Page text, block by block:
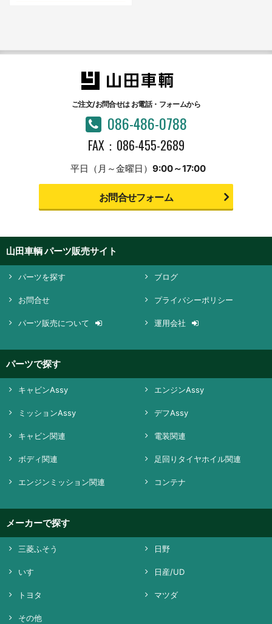
ご注文/お問合せはお電話・フォームから
086-486-0788
FAX：086-455-2689
平日（月～金曜日） 9:00～17:00
お問合せフォーム
山田車輌 パーツ販売サイト
パーツを探す ブログ
お問合せ プライバシーポリシー
パーツ販売について 運用会社
パーツで探す
キャビンAssy エンジンAssy
ミッションAssy デフAssy
キャビン関連 電装関連
ボディ関連 足回りタイヤホイル関連
エンジンミッション関連 コンテナ
メーカーで探す
三菱ふそう 日野
いすゞ 日産/UD
トヨタ マツダ
その他